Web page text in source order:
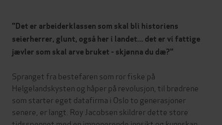
"Det er arbeiderklassen som skal bli historiens
seierherrer, glunt, også her i landet... det er vi fattige
jævler som skal arve bruket - skjønna du dæ?"
Spranget fra bestefaren som ror fiske på
Helgelandskysten og håper på revolusjon, til brødrene
som starter eget datafirma i Oslo to generasjoner
senere, er langt. Roy Jacobsen skildrer dette store